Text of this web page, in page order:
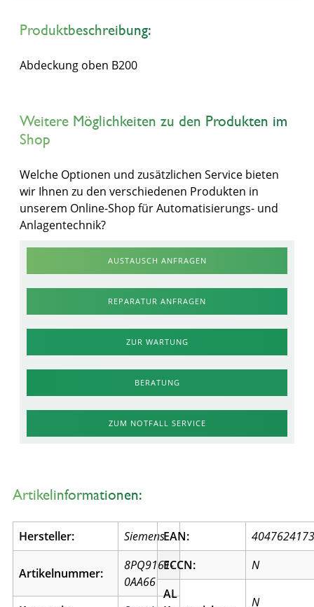
Produktbeschreibung:
Abdeckung oben B200
Weitere Möglichkeiten zu den Produkten im
Shop
Welche Optionen und zusätzlichen Service bieten
wir Ihnen zu den verschiedenen Produkten in
unserem Online-Shop für Automatisierungs- und
Anlagentechnik?
AUSTAUSCH ANFRAGEN
REPARATUR ANFRAGEN
ZUR WARTUNG
BERATUNG
ZUM NOTFALL SERVICE
Artikelinformationen:
Hersteller: Siemens
Artikelnummer:
8PQ9161-
0AA66
EAN:
ECCN:
N
AL
N